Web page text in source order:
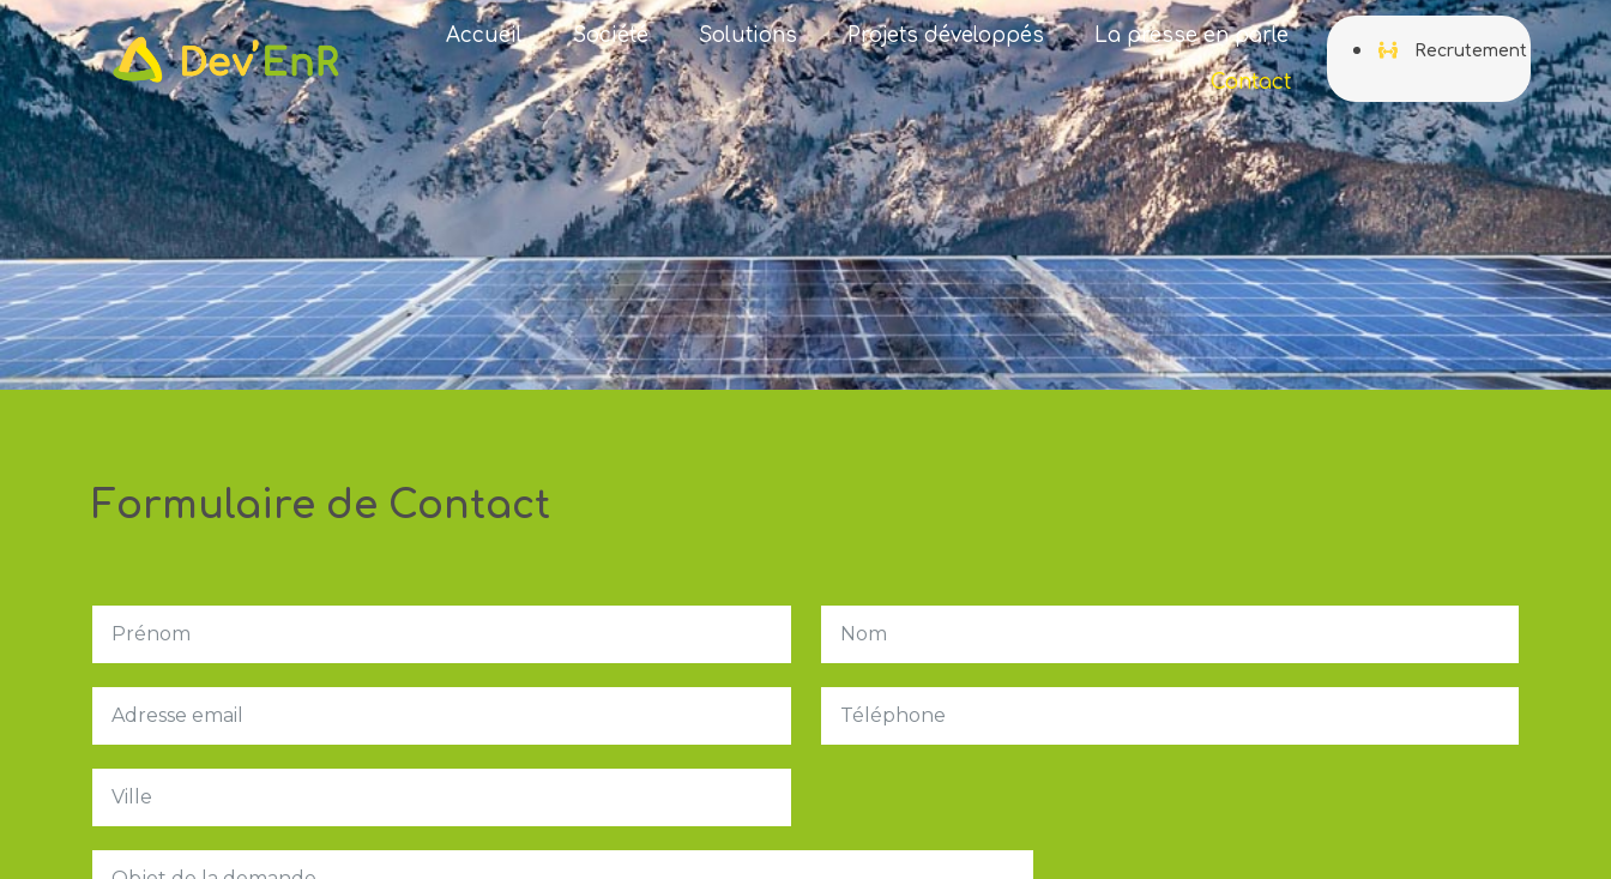
Accueil Société Solutions Projets développés La presse en parle
Contact
Recrutement
Contactez-nous
Formulaire de Contact